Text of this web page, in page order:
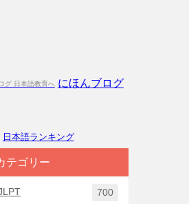
にほんブログ
日本語ランキング
テゴリー
700